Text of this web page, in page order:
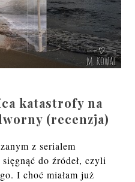
katastrofy na
(recenzja)
z serialem
do źródeł, czyli
I choć miałam już